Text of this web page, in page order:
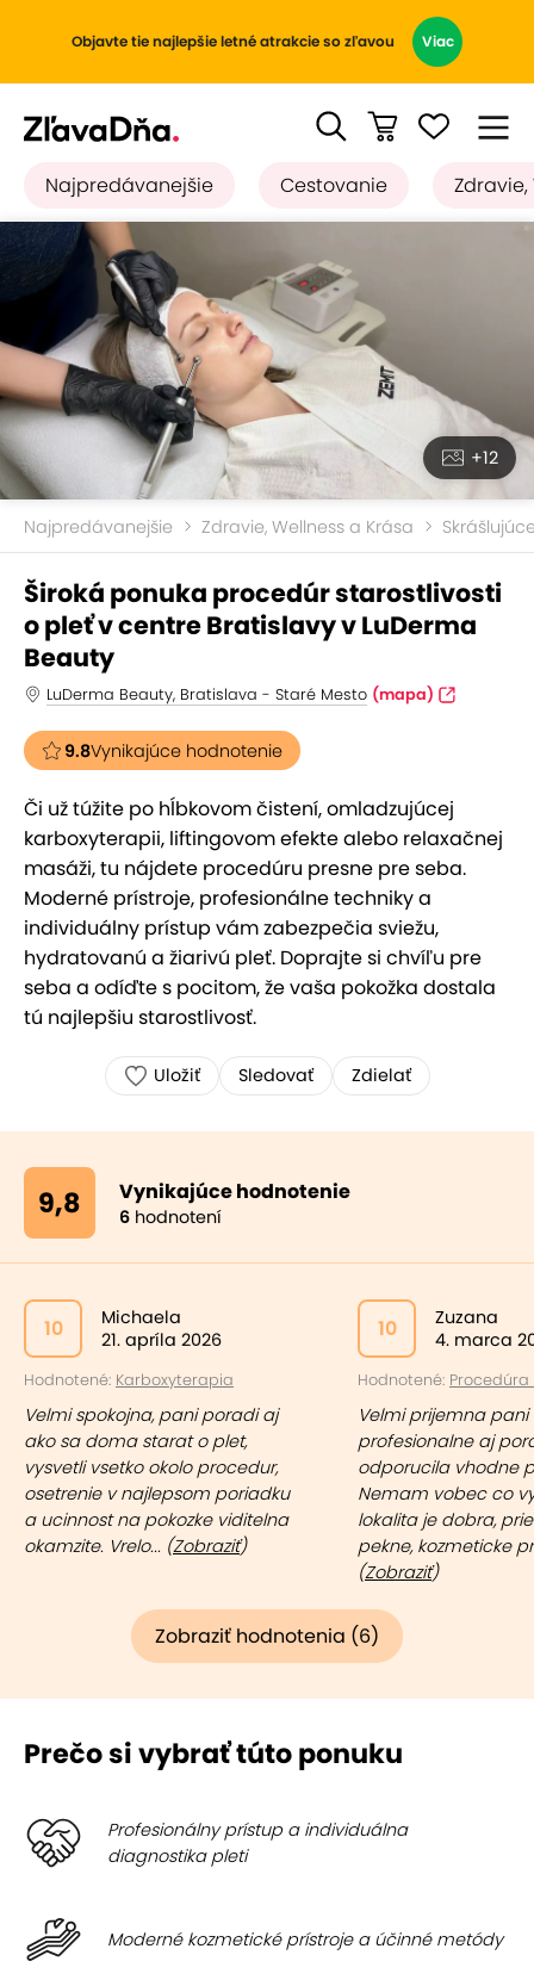
Objavte tie najlepšie letné atrakcie so zľavou Viac
Najpredávanejšie Cestovanie Zdravie,
+12
Najpredávanejšie Zdravie, Wellness a Krása
Široká ponuka procedúr starostlivosti
o pleť v centre Bratislavy v LuDerma
Beauty
LuDerma Beauty, Bratislava - Staré Mesto (mapa)
9.8Vynikajúce hodnotenie
Či už túžite po hĺbkovom čistení, omladzujúcej
karboxyterapii, liftingovom efekte alebo relaxačnej
masáži, tu nájdete procedúru presne pre seba.
Moderné prístroje, profesionálne techniky a
individuálny prístup vám zabezpečia sviežu,
hydratovanú a žiarivú pleť. Doprajte si chvíľu pre
seba a odíďte s pocitom, že vaša pokožka dostala
tú najlepšiu starostlivosť.
Uložiť Sledovať Zdielať
9,8 Vynikajúce hodnotenie
6 hodnotení
10
Michaela
21. apríla 2026
Hodnotené: Karboxyterapia
Velmi spokojna, pani poradi aj
ako sa doma starat o plet,
vysvetli vsetko okolo procedur,
osetrenie v najlepsom poriadku
a ucinnost na pokozke viditelna
okamzite. Vrelo... (Zobraziť)
10
Zuzana
4. marca
Hodnotené: Procedúra
Velmi prijemna pani
profesionalne aj
odporucila vhodne
Nemam vobec co
lokalita je dobra,
pekne, kozmeticke
(Zobraziť)
Zobraziť hodnotenia (6)
Prečo si vybrať túto ponuku
Profesionálny prístup a individuálna
diagnostika pleti
Moderné kozmetické prístroje a účinné metódy